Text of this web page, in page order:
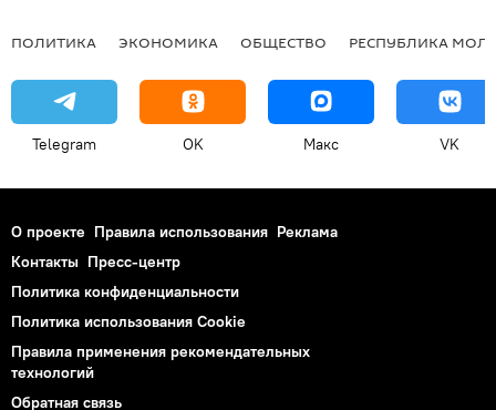
ПОЛИТИКА ЭКОНОМИКА ОБЩЕСТВО РЕСПУБЛИКА
Telegram OK Макс VK
О проекте Правила использования Реклама
Контакты Пресс-центр
Политика конфиденциальности
Политика использования Cookie
Правила применения рекомендательных
технологий
Обратная связь